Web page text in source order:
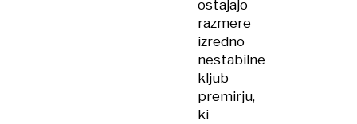
kot
orožje
ostajajo
razmere
izredno
nestabilne
kljub
premirju,
ki